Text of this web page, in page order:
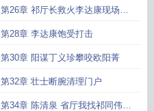
第26章 祁厅长救火李达康现场分
锅
第28章 李达康饱受打击
第30章 阳谋丁义珍攀咬欧阳菁
第32章 壮士断腕清理门户
第34章 陈清泉 省厅我找祁同伟市